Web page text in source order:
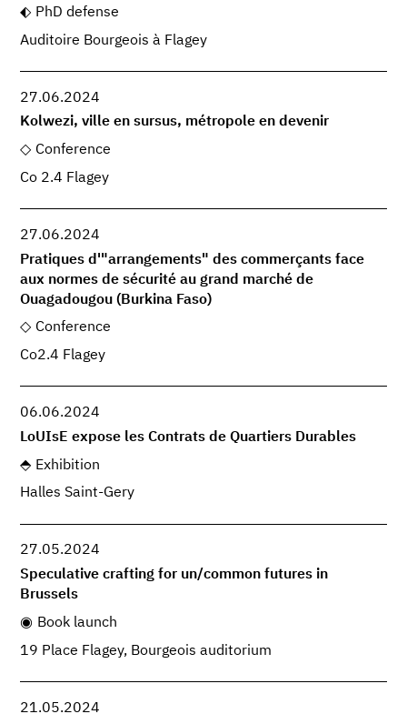
PhD defense
Auditoire Bourgeois à Flagey
27.06.2024
Kolwezi, ville en sursus, métropole en devenir
Conference
Co 2.4 Flagey
27.06.2024
Pratiques d'"arrangements" des commerçants face
aux normes de sécurité au grand marché de
Ouagadougou (Burkina Faso)
Conference
Co2.4 Flagey
06.06.2024
LoUIsE expose les Contrats de Quartiers Durables
Exhibition
Halles Saint-Gery
27.05.2024
Speculative crafting for un/common futures in
Brussels
Book launch
19 Place Flagey, Bourgeois auditorium
21.05.2024